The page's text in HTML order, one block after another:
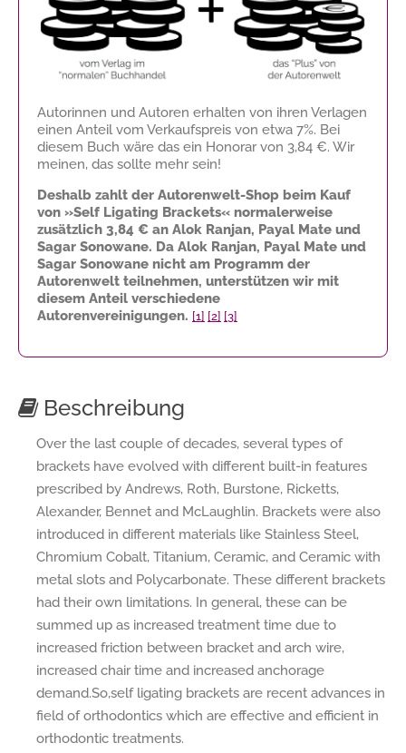
Autorinnen und Autoren erhalten von ihren Verlagen
einen Anteil vom Verkaufspreis von etwa 7%. Bei
diesem Buch wäre das ein Honorar von 3,84 €. Wir
meinen, das sollte mehr sein!
Deshalb zahlt der Autorenwelt-Shop beim Kauf
von »Self Ligating Brackets« normalerweise
zusätzlich 3,84 € an Alok Ranjan, Payal Mate und
Sagar Sonowane. Da Alok Ranjan, Payal Mate und
Sagar Sonowane nicht am Programm der
Autorenwelt teilnehmen, unterstützen wir mit
diesem Anteil verschiedene
Autorenvereinigungen. [1] [2] [3]
Beschreibung
Over the last couple of decades, several types of
brackets have evolved with different built-in features
prescribed by Andrews, Roth, Burstone, Ricketts,
Alexander, Bennet and McLaughlin. Brackets were also
introduced in different materials like Stainless Steel,
Chromium Cobalt, Titanium, Ceramic, and Ceramic with
metal slots and Polycarbonate. These different brackets
had their own limitations. In general, these can be
summed up as increased treatment time due to
increased friction between bracket and arch wire,
increased chair time and increased anchorage
demand.So,self ligating brackets are recent advances in
field of orthodontics which are effective and efficient in
orthodontic treatments.